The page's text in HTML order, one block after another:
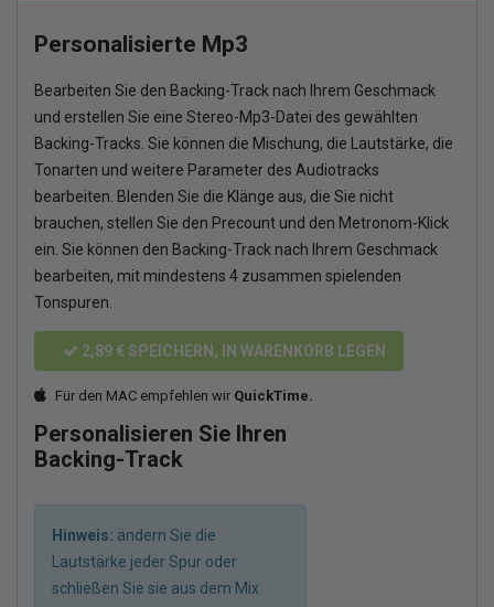
Personalisierte Mp3
Bearbeiten Sie den Backing-Track nach Ihrem Geschmack
und erstellen Sie eine Stereo-Mp3-Datei des gewählten
Backing-Tracks. Sie können die Mischung, die Lautstärke, die
Tonarten und weitere Parameter des Audiotracks
bearbeiten. Blenden Sie die Klänge aus, die Sie nicht
brauchen, stellen Sie den Precount und den Metronom-Klick
ein. Sie können den Backing-Track nach Ihrem Geschmack
bearbeiten, mit mindestens 4 zusammen spielenden
Tonspuren.
2,89 € SPEICHERN, IN WARENKORB LEGEN
Für den MAC empfehlen wir QuickTime.
Personalisieren Sie Ihren
Backing-Track
Hinweis: ändern Sie die
Lautstärke jeder Spur oder
schließen Sie sie aus dem Mix